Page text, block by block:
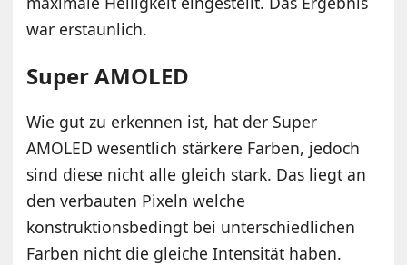
war erstaunlich.
Super AMOLED
Wie gut zu erkennen ist, hat der Super
AMOLED wesentlich stärkere Farben, jedoch
sind diese nicht alle gleich stark. Das liegt an
den verbauten Pixeln welche
konstruktionsbedingt bei unterschiedlichen
Farben nicht die gleiche Intensität haben.